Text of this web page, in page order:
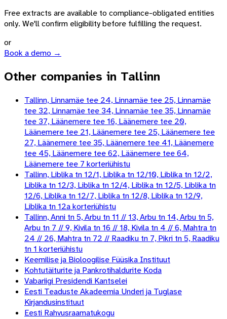
Free extracts are available to compliance-obligated entities
only. We'll confirm eligibility before fulfilling the request.
or
Book a demo →
Other companies in Tallinn
Tallinn, Linnamäe tee 24, Linnamäe tee 25, Linnamäe
tee 32, Linnamäe tee 34, Linnamäe tee 35, Linnamäe
tee 37, Läänemere tee 16, Läänemere tee 20,
Läänemere tee 21, Läänemere tee 25, Läänemere tee
27, Läänemere tee 35, Läänemere tee 41, Läänemere
tee 45, Läänemere tee 62, Läänemere tee 64,
Läänemere tee 7 korteriühistu
Tallinn, Liblika tn 12/1, Liblika tn 12/10, Liblika tn 12/2,
Liblika tn 12/3, Liblika tn 12/4, Liblika tn 12/5, Liblika tn
12/6, Liblika tn 12/7, Liblika tn 12/8, Liblika tn 12/9,
Liblika tn 12a korteriühistu
Tallinn, Anni tn 5, Arbu tn 11 // 13, Arbu tn 14, Arbu tn 5,
Arbu tn 7 // 9, Kivila tn 16 // 18, Kivila tn 4 // 6, Mahtra tn
24 // 26, Mahtra tn 72 // Raadiku tn 7, Pikri tn 5, Raadiku
tn 1 korteriühistu
Keemilise ja Bioloogilise Füüsika Instituut
Kohtutäiturite ja Pankrotihaldurite Koda
Vabariigi Presidendi Kantselei
Eesti Teaduste Akadeemia Underi ja Tuglase
Kirjandusinstituut
Eesti Rahvusraamatukogu